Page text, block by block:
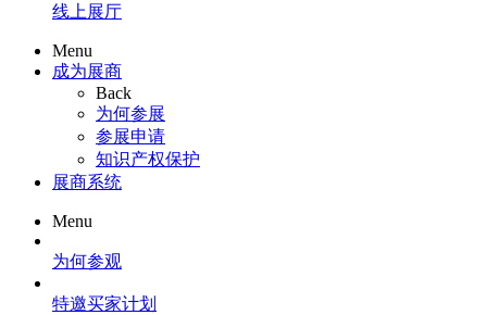
线上展厅
Menu
成为展商
Back
为何参展
参展申请
知识产权保护
展商系统
Menu
为何参观
特邀买家计划